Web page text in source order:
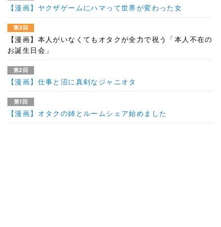
【漫画】ヤクザゲームにハマって世界が変わった女
第3回
【漫画】本人がいなくてもオタクが全力で祝う「本人不在の
お誕生日会」
第2回
【漫画】仕事と沼に真剣なジャニオタ
第1回
【漫画】オタクの姉とルームシェア始めました